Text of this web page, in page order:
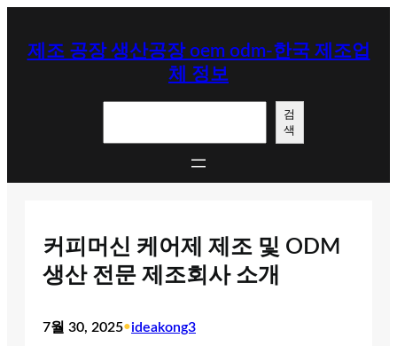
제조 공장 생산공장 oem odm-한국 제조업
체 정보
검
색
커피머신 케어제 제조 및 ODM
생산 전문 제조회사 소개
7월 30, 2025•ideakong3